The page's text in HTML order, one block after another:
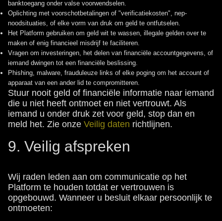
banktoegang onder valse voorwendselen.
Oplichting met voorschotbetalingen of "verificatiekosten", nep-
noodsituaties, of elke vorm van druk om geld te ontfutselen.
Het Platform gebruiken om geld wit te wassen, illegale gelden over te
maken of enig financieel misdrijf te faciliteren.
Vragen om investeringen, het delen van financiële accountgegevens, of
iemand dwingen tot een financiële beslissing.
Phishing, malware, frauduleuze links of elke poging om het account of
apparaat van een ander lid te compromitteren.
Stuur nooit geld of financiële informatie naar iemand
die u niet heeft ontmoet en niet vertrouwt. Als
iemand u onder druk zet voor geld, stop dan en
meld het. Zie onze Veilig daten richtlijnen.
9. Veilig afspreken
Wij raden leden aan om communicatie op het
Platform te houden totdat er vertrouwen is
opgebouwd. Wanneer u besluit elkaar persoonlijk te
ontmoeten: